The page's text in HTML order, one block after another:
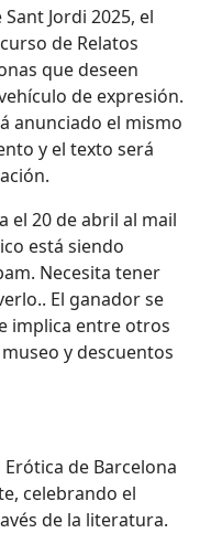
Jordi 2025, el
de Relatos
que deseen
de expresión.
anunciado el mismo
y el texto será
el 20 de abril al mail
está siendo
Necesita tener
. El ganador se
implica entre otros
y descuentos
de Barcelona
celebrando el
de la literatura.